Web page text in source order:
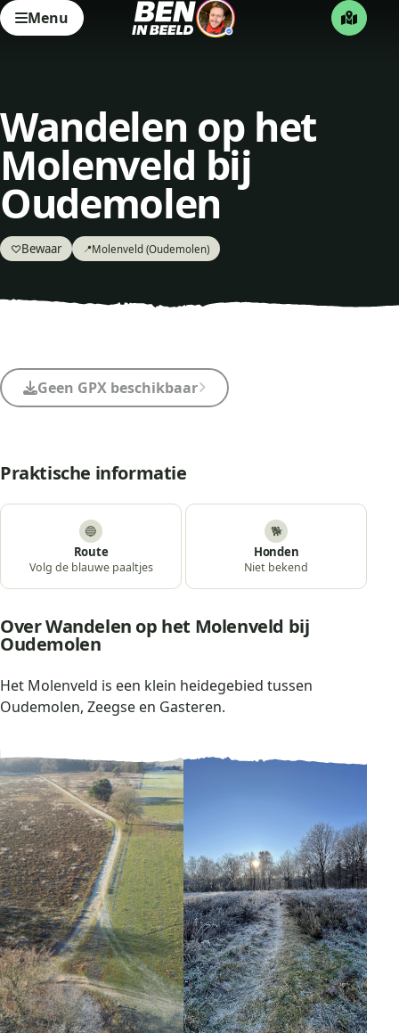
Menu
Wandelen op het
Molenveld bij
Oudemolen
♡Bewaar 📍Molenveld (Oudemolen)
Geen GPX beschikbaar
Praktische informatie
🔵
Route
Volg de blauwe paaltjes
🐕
Honden
Niet bekend
Over Wandelen op het Molenveld bij
Oudemolen
Het Molenveld is een klein heidegebied tussen
Oudemolen, Zeegse en Gasteren.